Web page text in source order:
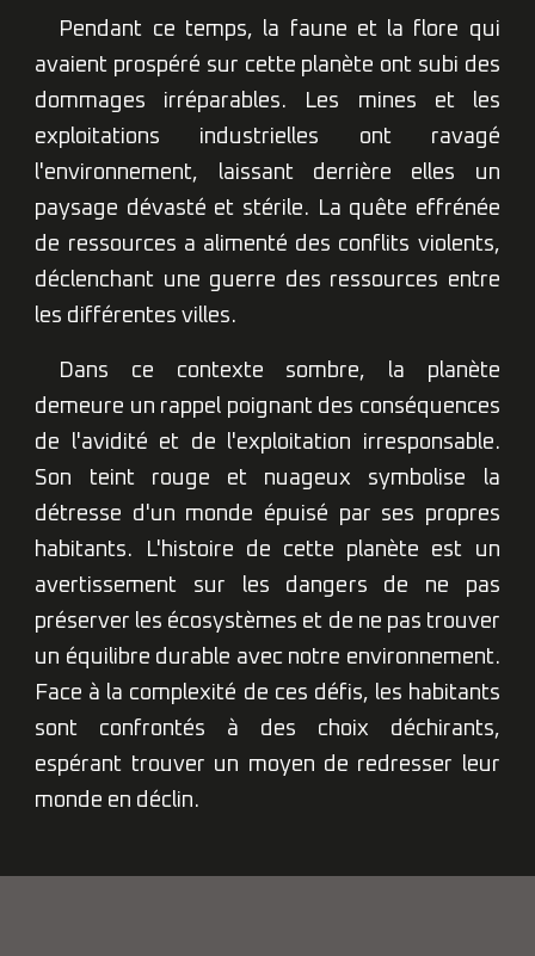
Pendant ce temps, la faune et la flore qui
avaient prospéré sur cette planète ont subi des
dommages irréparables. Les mines et les
exploitations industrielles ont ravagé
l'environnement, laissant derrière elles un
paysage dévasté et stérile. La quête effrénée
de ressources a alimenté des conflits violents,
déclenchant une guerre des ressources entre
les différentes villes.
Dans ce contexte sombre, la planète
demeure un rappel poignant des conséquences
de l'avidité et de l'exploitation irresponsable.
Son teint rouge et nuageux symbolise la
détresse d'un monde épuisé par ses propres
habitants. L'histoire de cette planète est un
avertissement sur les dangers de ne pas
préserver les écosystèmes et de ne pas trouver
un équilibre durable avec notre environnement.
Face à la complexité de ces défis, les habitants
sont confrontés à des choix déchirants,
espérant trouver un moyen de redresser leur
monde en déclin.